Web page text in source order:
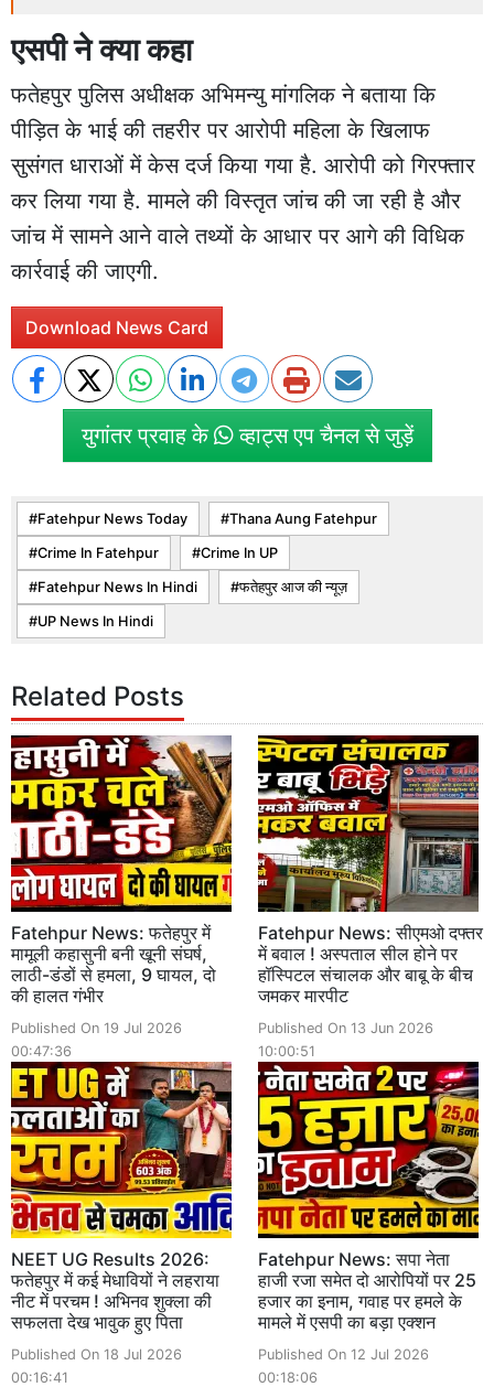
एसपी ने क्या कहा
फतेहपुर पुलिस अधीक्षक अभिमन्यु मांगलिक ने बताया कि
पीड़ित के भाई की तहरीर पर आरोपी महिला के खिलाफ
सुसंगत धाराओं में केस दर्ज किया गया है. आरोपी को गिरफ्तार
कर लिया गया है. मामले की विस्तृत जांच की जा रही है और
जांच में सामने आने वाले तथ्यों के आधार पर आगे की विधिक
कार्रवाई की जाएगी.
Download News Card
युगांतर प्रवाह के व्हाट्स एप चैनल से जुड़ें
Fatehpur News Today Thana Aung Fatehpur
Crime In Fatehpur Crime In UP
Fatehpur News In Hindi फतेहपुर आज की न्यूज़
UP News In Hindi
Related Posts
Fatehpur News: फतेहपुर में
मामूली कहासुनी बनी खूनी संघर्ष,
लाठी-डंडों से हमला, 9 घायल, दो
की हालत गंभीर
Published On 19 Jul 2026
00:47:36
Fatehpur News: सीएमओ दफ्तर
में बवाल ! अस्पताल सील होने पर
हॉस्पिटल संचालक और बाबू के बीच
जमकर मारपीट
Published On 13 Jun 2026
10:00:51
NEET UG Results 2026:
फतेहपुर में कई मेधावियों ने लहराया
नीट में परचम ! अभिनव शुक्ला की
सफलता देख भावुक हुए पिता
Published On 18 Jul 2026
00:16:41
Fatehpur News: सपा नेता
हाजी रजा समेत दो आरोपियों पर 25
हजार का इनाम, गवाह पर हमले के
मामले में एसपी का बड़ा एक्शन
Published On 12 Jul 2026
00:18:06